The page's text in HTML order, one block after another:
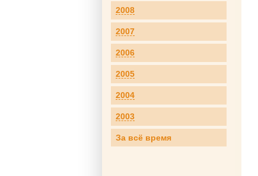
2008
2007
2006
2005
2004
2003
За всё время